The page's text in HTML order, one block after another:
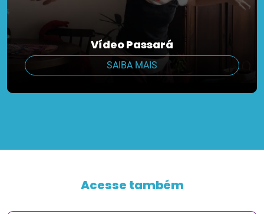
Vídeo Passará
SAIBA MAIS
Acesse também